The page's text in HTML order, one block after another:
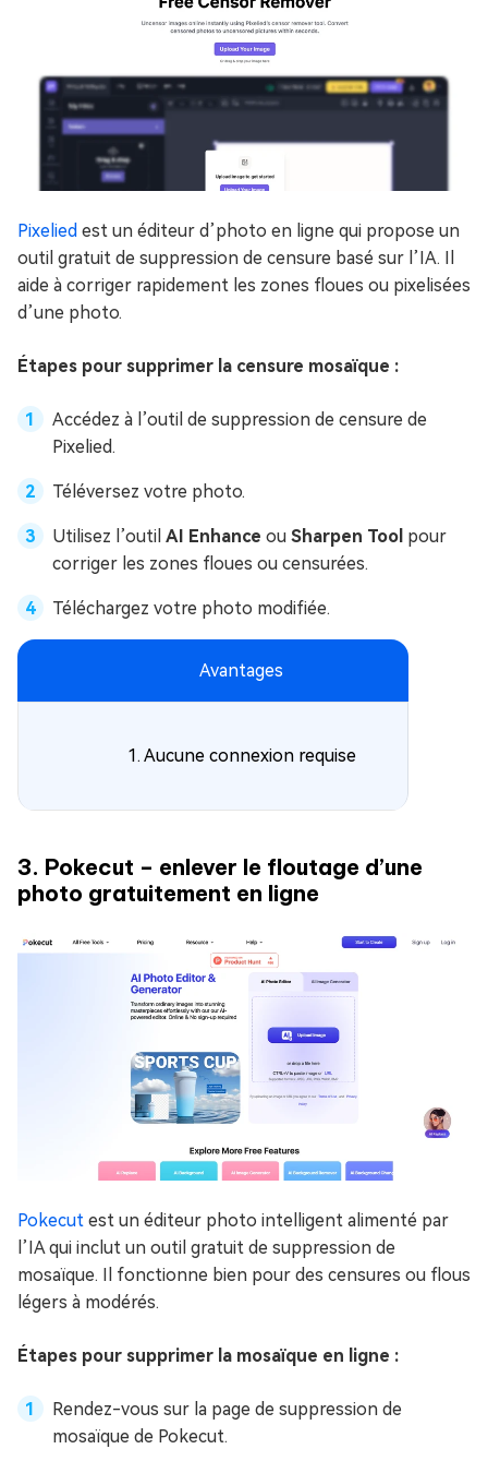
Pixelied est un éditeur d’photo en ligne qui propose un
outil gratuit de suppression de censure basé sur l’IA. Il
aide à corriger rapidement les zones floues ou pixelisées
d’une photo.
Étapes pour supprimer la censure mosaïque :
Accédez à l’outil de suppression de censure de
Pixelied.
Téléversez votre photo.
Utilisez l’outil AI Enhance ou Sharpen Tool pour
corriger les zones floues ou censurées.
Téléchargez votre photo modifiée.
Avantages
1. Aucune connexion requise
3. Pokecut – enlever le floutage d’une
photo gratuitement en ligne
Pokecut est un éditeur photo intelligent alimenté par
l’IA qui inclut un outil gratuit de suppression de
mosaïque. Il fonctionne bien pour des censures ou flous
légers à modérés.
Étapes pour supprimer la mosaïque en ligne :
Rendez-vous sur la page de suppression de
mosaïque de Pokecut.